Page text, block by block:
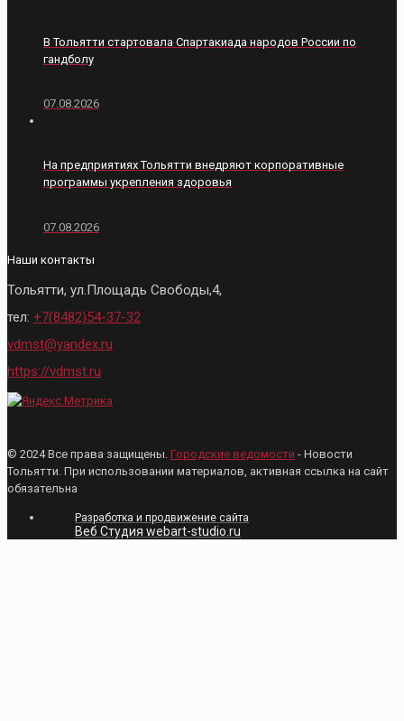
В Тольятти стартовала Спартакиада народов России по
гандболу
07.08.2026
На предприятиях Тольятти внедряют корпоративные
программы укрепления здоровья
07.08.2026
Наши контакты
Тольятти, ул.Площадь Свободы,4,
тел: +7(8482)54-37-32
vdmst@yandex.ru
https://vdmst.ru
© 2024 Все права защищены. Городские ведомости - Новости
Тольятти. При использовании материалов, активная ссылка на сайт
обязательна
Разработка и продвижение сайта
Веб Студия webart-studio.ru